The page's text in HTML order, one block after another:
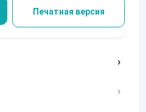
Печатная версия